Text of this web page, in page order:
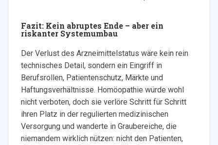
Fazit: Kein abruptes Ende – aber ein
riskanter Systemumbau
Der Verlust des Arzneimittelstatus wäre kein rein
technisches Detail, sondern ein Eingriff in
Berufsrollen, Patientenschutz, Märkte und
Haftungsverhältnisse. Homöopathie würde wohl
nicht verboten, doch sie verlöre Schritt für Schritt
ihren Platz in der regulierten medizinischen
Versorgung und wanderte in Graubereiche, die
niemandem wirklich nützen: nicht den Patienten,